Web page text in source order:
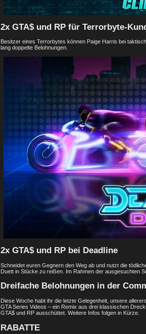
2x GTA$ und RP für Terrorbyte-
Besitzer eines Terrorbytes können Paige Harris bei
lang doppelte Belohnungen.
2x GTA$ und RP bei Deadline
Schneidet euren Gegnern den Weg ab und nutzt die
Duett in Stücke zu reißen. Im Rahmen der ausgesuchten
Dreifache Belohnungen in der
Diese Woche habt ihr die letzte Gelegenheit, unsere
GTA Series Videos – ein Remix aus drei klassischen
GTA$ und RP ausschüttet. Weitere Infos folgen in Kürze.
RABATTE